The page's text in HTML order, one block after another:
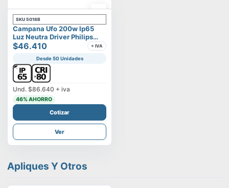
SKU 5018B
Campana Ufo 200w Ip65
Luz Neutra Driver Philips
Modelo Eltanin
$46.410 + IVA
Desde 50 Unidades
Und. $86.640 + iva
46% AHORRO
Cotizar
Ver
Apliques Y Otros